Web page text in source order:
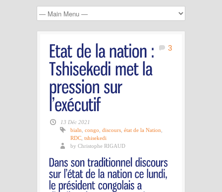
3
13 Déc 2021
bialn congo discours état de la Nation
RDC tshisekedi
by Christophe RIGAUD